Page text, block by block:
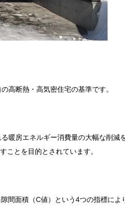
高断熱・高気密住宅の基準です。
暖房エネルギー消費量の大幅な削減
ことを目的とされています。
間面積（C値）という4つの指標によ